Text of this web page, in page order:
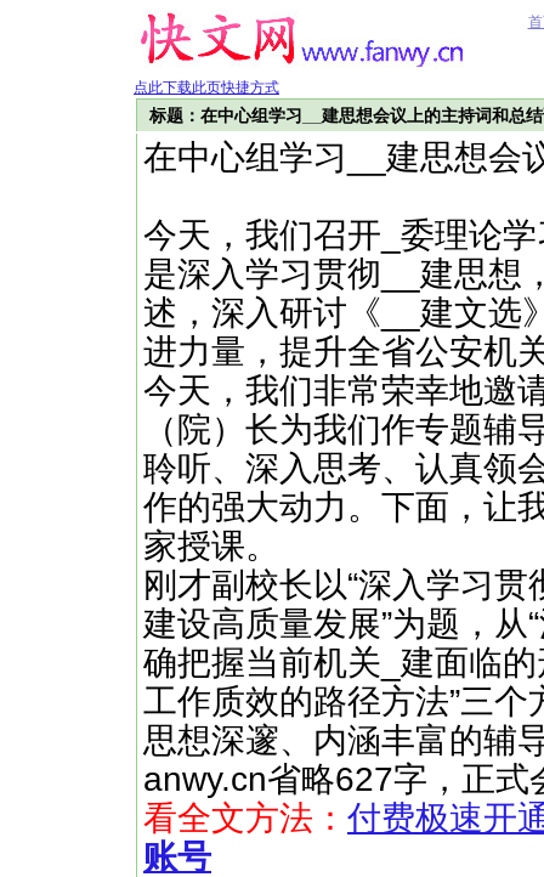
点此下载此页快捷方式
标题：在中心组学习__建思想会议上的主持词和总
在中心组学习__建思想会
今天，我们召开_委理论
是深入学习贯彻__建思想
述，深入研讨《__建文选
进力量，提升全省公安机
今天，我们非常荣幸地邀
（院）长为我们作专题辅
聆听、深入思考、认真领
作的强大动力。下面，让
家授课。
刚才副校长以“深入学习
建设高质量发展”为题，从
确把握当前机关_建面临
工作质效的路径方法”三
思想深邃、内涵丰富的
anwy.cn省略627字，正
看全文方法： 付费极速开
账号